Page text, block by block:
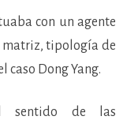
con un agente
matriz, tipología de
Dong Yang.
sentido de las